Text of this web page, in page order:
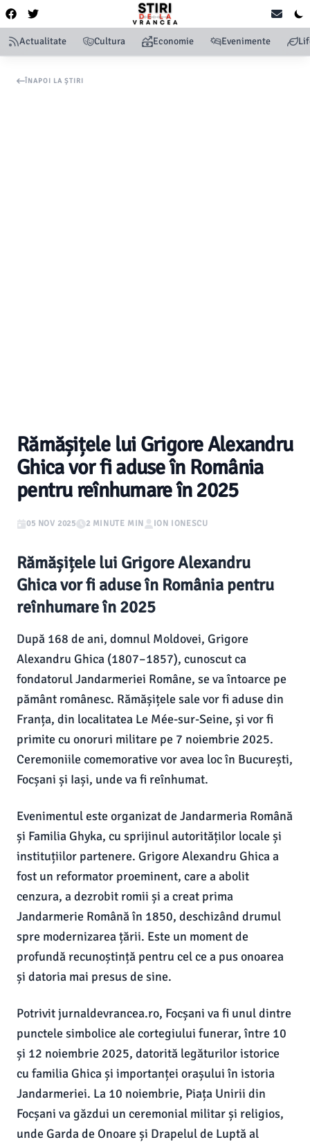
Actualitate Cultura Economie Evenimente
ÎNAPOI LA ȘTIRI
Rămășițele lui Grigore Alexandru
Ghica vor fi aduse în România
pentru reînhumare în 2025
05 NOV 2025 2 MINUTE MIN ION IONESCU
Rămășițele lui Grigore Alexandru
Ghica vor fi aduse în România pentru
reînhumare în 2025
După 168 de ani, domnul Moldovei, Grigore
Alexandru Ghica (1807–1857), cunoscut ca
fondatorul Jandarmeriei Române, se va întoarce pe
pământ românesc. Rămășițele sale vor fi aduse din
Franța, din localitatea Le Mée-sur-Seine, și vor fi
primite cu onoruri militare pe 7 noiembrie 2025.
Ceremoniile comemorative vor avea loc în București,
Focșani și Iași, unde va fi reînhumat.
Evenimentul este organizat de Jandarmeria Română
și Familia Ghyka, cu sprijinul autorităților locale și
instituțiilor partenere. Grigore Alexandru Ghica a
fost un reformator proeminent, care a abolit
cenzura, a dezrobit romii și a creat prima
Jandarmerie Română în 1850, deschizând drumul
spre modernizarea țării. Este un moment de
profundă recunoștință pentru cel ce a pus onoarea
și datoria mai presus de sine.
Potrivit jurnaldevrancea.ro, Focșani va fi unul dintre
punctele simbolice ale cortegiului funerar, între 10
și 12 noiembrie 2025, datorită legăturilor istorice
cu familia Ghica și importanței orașului în istoria
Jandarmeriei. La 10 noiembrie, Piața Unirii din
Focșani va găzdui un ceremonial militar și religios,
unde Garda de Onoare și Drapelul de Luptă al